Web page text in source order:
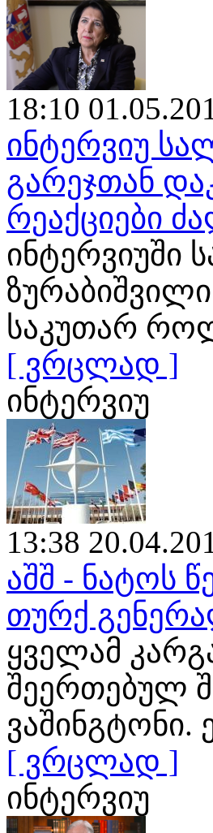
18:10
ინტერვიუ
გარეჯთან
რეაქციები
ინტერვიუში
საკუთარ
[ ვრცლად ]
ინტერვიუ
13:38
აშშ - ნატოს
თურქ
ყველამ
შეერთებულ
ვაშინგტონი.
[ ვრცლად ]
ინტერვიუ